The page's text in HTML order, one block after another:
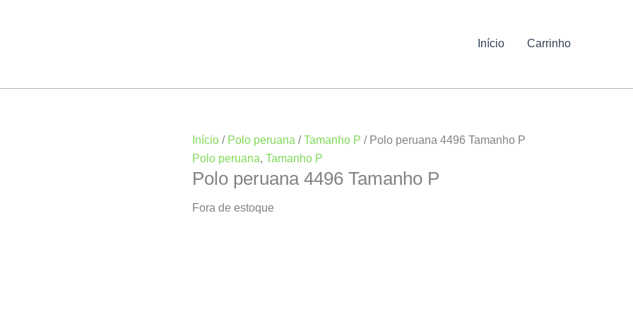
Início Carrinho
Início / Polo peruana /Tamanho P / Polo peruana 4496 Tamanho P
Polo peruana, Tamanho P
Polo peruana 4496 Tamanho P
Fora de estoque